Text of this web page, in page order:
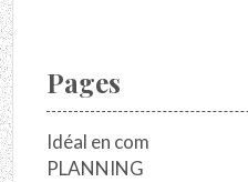
Pages
Idéal en com
PLANNING